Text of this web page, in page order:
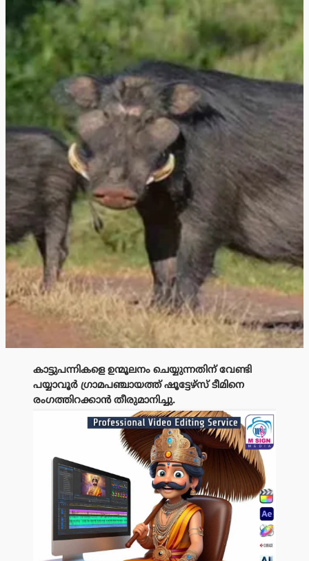
കാട്ടുപന്നികളെ ഉന്മൂലനം ചെയ്യുന്നതിന് വേണ്ടി
പയ്യാവൂർ ഗ്രാമപഞ്ചായത്ത് ഷൂട്ടേഴ്സ് ടീമിനെ
രംഗത്തിറക്കാൻ തീരുമാനിച്ചു.
പരസ്യം